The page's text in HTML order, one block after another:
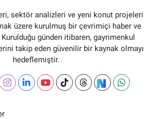
sektör analizleri ve yeni konut projeleri
üzere kurulmuş bir çevrimiçi haber ve
günden itibaren, gayrimenkul
takip eden güvenilir bir kaynak olmayı
hedeflemiştir.